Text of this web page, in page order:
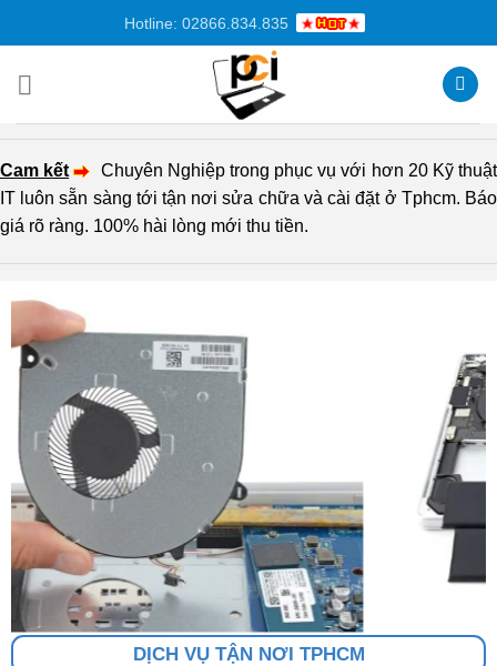
dung
Hotline: 02866.834.835
Cam kết
Chuyên Nghiệp trong phục vụ với hơn 20 Kỹ thuật
IT luôn sẵn sàng tới tận nơi sửa chữa và cài đặt ở Tphcm. Báo
giá rõ ràng. 100% hài lòng mới thu tiền.
DỊCH VỤ TẬN NƠI TPHCM